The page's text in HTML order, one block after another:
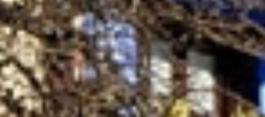
L’Heredad de la Cueste è una
casa rurale nel comune di
Cangas de Onís (Asturie), con
un ampio panorama delle vette
dei Picchi d’Europa, alloggiare
nelle sue camere è l’ideale per
vivere momenti di relax
sentendosi coccolati.